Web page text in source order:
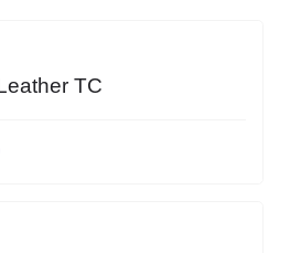
TC